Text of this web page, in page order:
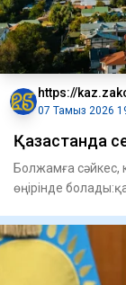
https://
07 Тамыз 2026
Қазақстанда
Болжамға сәйкес,
өңірінде